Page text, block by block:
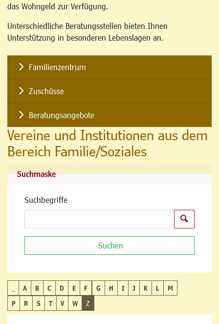
das Wohngeld zur Verfügung.
Unterschiedliche Beratungsstellen bieten Ihnen
Unterstützung in besonderen Lebenslagen an.
Familienzentrum
Zuschüsse
Beratungsangebote
Vereine und Institutionen aus dem
Bereich Familie/Soziales
Suchmaske
Suchbegriffe
Suchen
A B C D E F G H I J K L
M
P
R S T V W Z